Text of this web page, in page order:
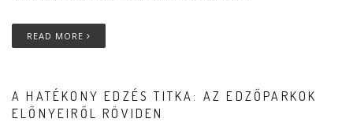
READ MORE
A HATÉKONY EDZÉS TITKA: AZ EDZŐPARKOK
ELŐNYEIRŐL RÖVIDEN